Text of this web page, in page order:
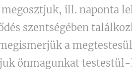
ill. naponta
szentségében
a
önmagunkat